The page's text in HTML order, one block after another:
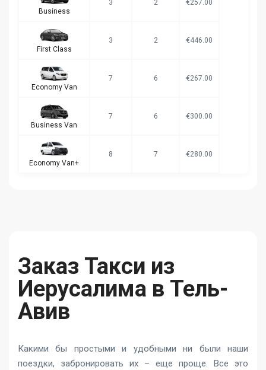
Business
3 2 €257.00
First Class
3 2 €446.00
Economy Van
7 6 €267.00
Business Van
7 6 €300.00
Economy Van+
8 7 €280.00
Заказ Такси из
Иерусалима в Тель-
Авив
Какими бы простыми и удобными ни были наши
поездки, забронировать их – еще проще. Все это